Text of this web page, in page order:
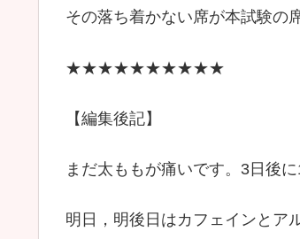
その落ち着かない席が本試験の
★★★★★★★★★★
【編集後記】
まだ太ももが痛いです。3日後
明日，明後日はカフェインとア